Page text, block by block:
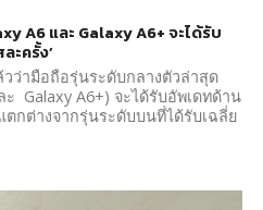
A6 และ Galaxy A6+ จะได้รับ
ะครั้ง’
ว่ามือถือรุ่นระดับกลางตัวล่าสุด
ะ Galaxy A6+) จะได้รับอัพเดทด้าน
กต่างจากรุ่นระดับบนที่ได้รับเฉลี่ย